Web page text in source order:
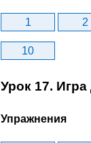
1 2
10
Урок 17.
Упражнения